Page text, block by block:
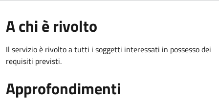
A chi è rivolto
Il servizio è rivolto a tutti i soggetti interessati in possesso dei
requisiti previsti.
Approfondimenti